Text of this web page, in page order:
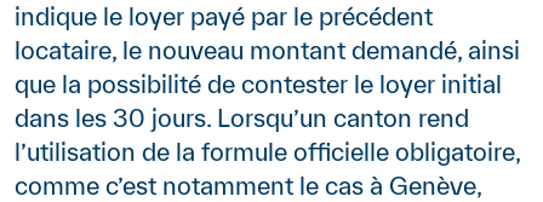
indique le loyer payé par le précédent
locataire, le nouveau montant demandé, ainsi
que la possibilité de contester le loyer initial
dans les 30 jours. Lorsqu’un canton rend
l’utilisation de la formule officielle obligatoire,
comme c’est notamment le cas à Genève,